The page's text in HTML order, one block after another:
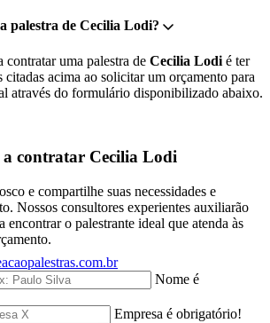
palestra de Cecilia Lodi?
contratar uma palestra de Cecilia Lodi é ter
citadas acima ao solicitar um orçamento para
através do formulário disponibilizado abaixo.
a contratar Cecilia Lodi
e compartilhe suas necessidades e
Nossos consultores experientes auxiliarão
encontrar o palestrante ideal que atenda às
Nome é
Empresa é obrigatório!